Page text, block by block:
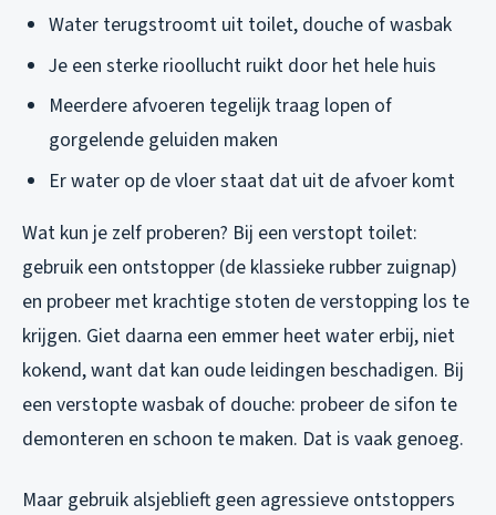
Water terugstroomt uit toilet, douche of wasbak
Je een sterke rioollucht ruikt door het hele huis
Meerdere afvoeren tegelijk traag lopen of
gorgelende geluiden maken
Er water op de vloer staat dat uit de afvoer komt
Wat kun je zelf proberen? Bij een verstopt toilet:
gebruik een ontstopper (de klassieke rubber zuignap)
en probeer met krachtige stoten de verstopping los te
krijgen. Giet daarna een emmer heet water erbij, niet
kokend, want dat kan oude leidingen beschadigen. Bij
een verstopte wasbak of douche: probeer de sifon te
demonteren en schoon te maken. Dat is vaak genoeg.
Maar gebruik alsjeblieft geen agressieve ontstoppers